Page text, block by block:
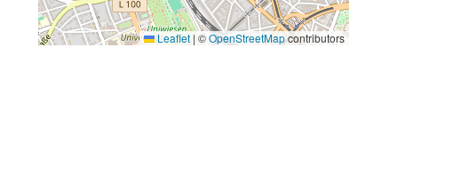
Leaflet | ©OpenStreetMapcontributors